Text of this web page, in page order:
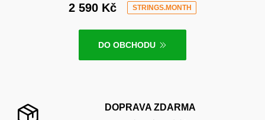
2 590 Kč STRINGS.MONTH
DO OBCHODU
DOPRAVA ZDARMA